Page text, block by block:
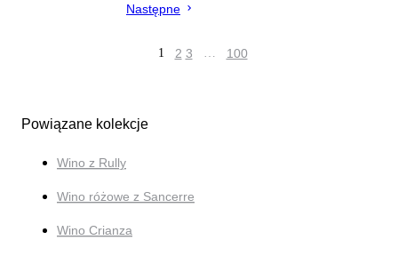
Następne
1 2 3 … 100
Powiązane kolekcje
Wino z Rully
Wino różowe z Sancerre
Wino Crianza